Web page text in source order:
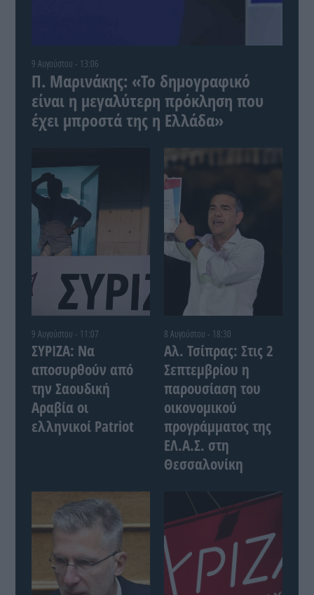
9 Αυγούστου - 13:06
Π. Μαρινάκης: «Το δημογραφικό
είναι η μεγαλύτερη πρόκληση που
έχει μπροστά της η Ελλάδα»
9 Αυγούστου - 11:07
ΣΥΡΙΖΑ: Να
αποσυρθούν από
την Σαουδική
Αραβία οι
ελληνικοί Patriot
8 Αυγούστου - 18:30
Αλ. Τσίπρας: Στις 2
Σεπτεμβρίου η
παρουσίαση του
οικονομικού
προγράμματος της
ΕΛ.Α.Σ. στη
Θεσσαλονίκη